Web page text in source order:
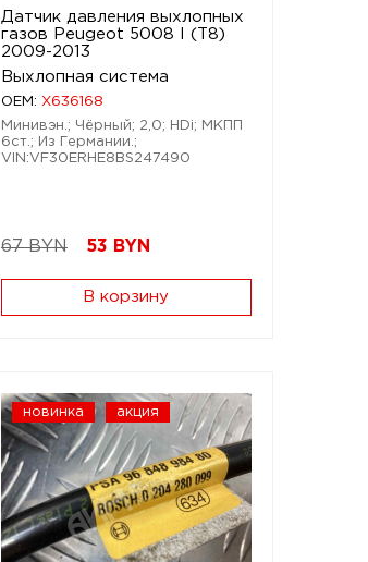
Датчик давления выхлопных
газов Peugeot 5008 I (T8)
2009-2013
Выхлопная система
OEM: X636168
Минивэн.; Чёрный; 2,0; HDi; МКПП
6ст.; Из Германии.;
VIN:VF30ERHE8BS247490
67 BYN 53 BYN
В корзину
новинка акция